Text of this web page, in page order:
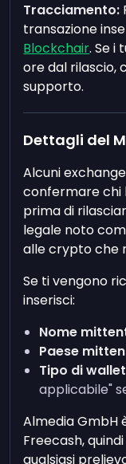
Tracciamento:
transazione
Blockchair. Se i
ore dal rilascio,
supporto.
Dettagli del
Alcuni
confermare chi
prima di
legale noto
alle crypto che
Se ti vengono
inserisci:
Nome
Paese
Tipo di
applicabile"
Almedia GmbH
Freecash,
qualsiasi